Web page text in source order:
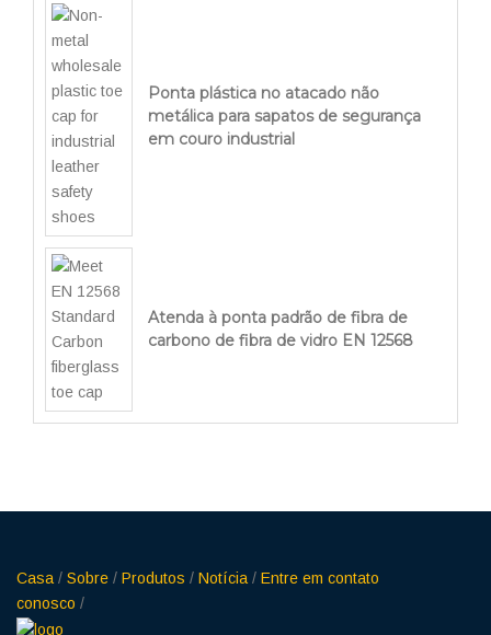
Ponta plástica no atacado não
metálica para sapatos de segurança
em couro industrial
Atenda à ponta padrão de fibra de
carbono de fibra de vidro EN 12568
Casa / Sobre / Produtos / Notícia / Entre em contato
conosco /